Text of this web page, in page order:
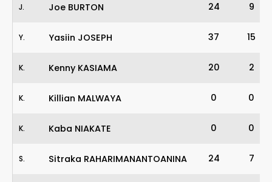
Joe BURTON
J. 24 9
Yasiin JOSEPH
Y. 37 15
Kenny KASIAMA
K. 20 2
Killian MALWAYA
K. 0 0
Kaba NIAKATE
K. 0 0
Sitraka RAHARIMANANTOANINA
S. 24 7